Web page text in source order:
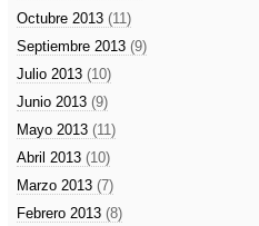
Octubre 2013 (11)
Septiembre 2013 (9)
Julio 2013 (10)
Junio 2013 (9)
Mayo 2013 (11)
Abril 2013 (10)
Marzo 2013 (7)
Febrero 2013 (8)